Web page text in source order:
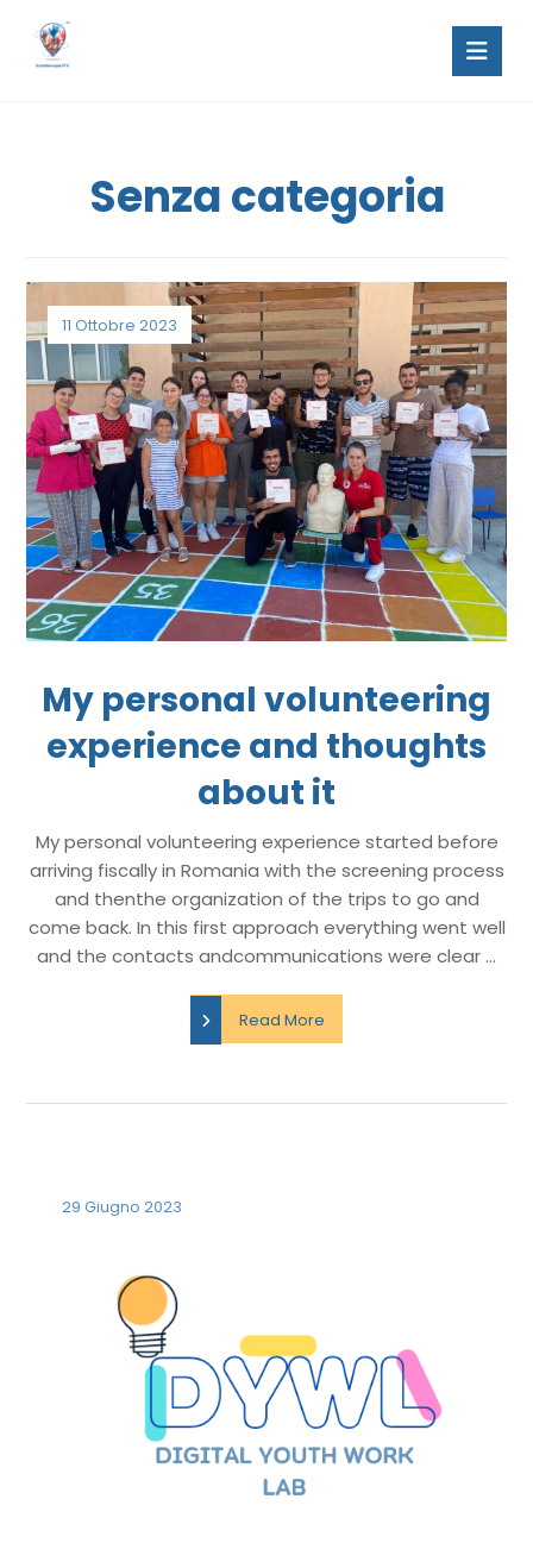
Senza categoria
My personal volunteering
experience and thoughts
about it
11 Ottobre 2023
My personal volunteering experience started before
arriving fiscally in Romania with the screening process
and thenthe organization of the trips to go and
come back. In this first approach everything went well
and the contacts andcommunications were clear ...
Read More
29 Giugno 2023